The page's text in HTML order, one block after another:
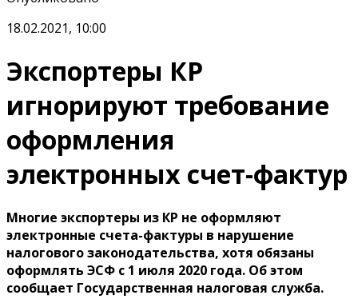
18.02.2021, 10:00
Экспортеры КР
игнорируют требование
оформления
электронных счет-фактур
Многие экспортеры из КР не оформляют
электронные счета-фактуры в нарушение
налогового законодательства, хотя обязаны
оформлять ЭСФ с 1 июля 2020 года. Об этом
сообщает Государственная налоговая служба.